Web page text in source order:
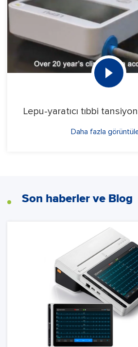
Lepu-yaratıcı tıbbi
Daha fazla
Son haberler ve Blog